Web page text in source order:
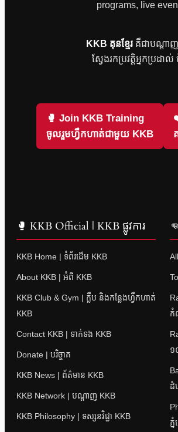
programs, live
KKB គុនខ្មែរ គឺជាបណ្តាញ
ស្វែងរកប្រវត្តិអ្នកប្រដ
🥊 Join KKB Training
ចូលរួមហ្វឹកហាត់ជាមួយ KKB
🥊 KKB Official | KKB ផ្លូវការ
KKB Home | ទំព័រដើម KKB
About KKB | អំពី KKB
KKB Club & Gym | ក្លឹប និងកន្លែងហ្វឹកហាត់
KKB
Contact KKB | ទាក់ទង KKB
Donate | បរិច្ចាគ
KKB News | ព័ត៌មាន KKB
KKB Network | បណ្តាញ KKB
KKB Philosophy | ទស្សនវិជ្ជា KKB
កំ
១
ដំ
ភ្